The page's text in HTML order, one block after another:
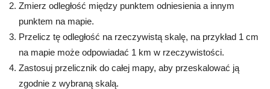
Zmierz odległość między punktem odniesienia a innym
punktem na mapie.
Przelicz tę odległość na rzeczywistą skalę, na przykład 1 cm
na mapie może odpowiadać 1 km w rzeczywistości.
Zastosuj przelicznik do całej mapy, aby przeskalować ją
zgodnie z wybraną skalą.